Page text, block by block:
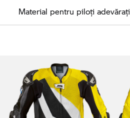
Material pentru piloți adevărați